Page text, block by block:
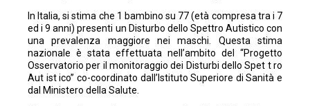
In Italia, si stima che 1 bambino su 77 (età compresa tra i 7
ed i 9 anni) presenti un Disturbo dello Spettro Autistico con
una prevalenza maggiore nei maschi. Questa stima
nazionale è stata effettuata nell’ambito del “Progetto
Osservatorio per il monitoraggio dei Disturbi dello Spet t ro
Aut ist ico” co-coordinato dall’Istituto Superiore di Sanità e
dal Ministero della Salute.